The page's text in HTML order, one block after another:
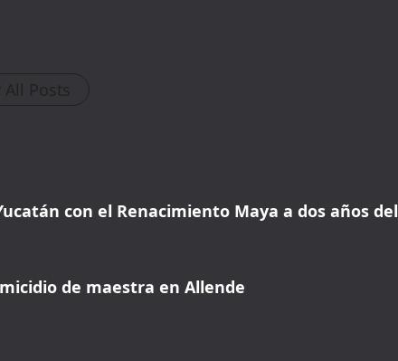
All Posts
con el Renacimiento Maya a dos años del
de maestra en Allende